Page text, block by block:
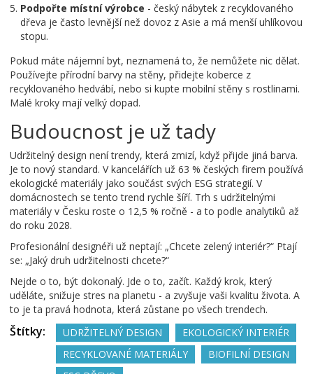
Podpořte místní výrobce - český nábytek z recyklovaného
dřeva je často levnější než dovoz z Asie a má menší uhlíkovou
stopu.
Pokud máte nájemní byt, neznamená to, že nemůžete nic dělat.
Používejte přírodní barvy na stěny, přidejte koberce z
recyklovaného hedvábí, nebo si kupte mobilní stěny s rostlinami.
Malé kroky mají velký dopad.
Budoucnost je už tady
Udržitelný design není trendy, která zmizí, když přijde jiná barva.
Je to nový standard. V kancelářích už 63 % českých firem používá
ekologické materiály jako součást svých ESG strategií. V
domácnostech se tento trend rychle šíří. Trh s udržitelnými
materiály v Česku roste o 12,5 % ročně - a to podle analytiků až
do roku 2028.
Profesionální designéři už neptají: „Chcete zelený interiér?“ Ptají
se: „Jaký druh udržitelnosti chcete?“
Nejde o to, být dokonalý. Jde o to, začít. Každý krok, který
uděláte, snižuje stres na planetu - a zvyšuje vaši kvalitu života. A
to je ta pravá hodnota, která zůstane po všech trendech.
Štítky: UDRŽITELNÝ DESIGN
EKOLOGICKÝ INTERIÉR
RECYKLOVANÉ MATERIÁLY
BIOFILNÍ DESIGN